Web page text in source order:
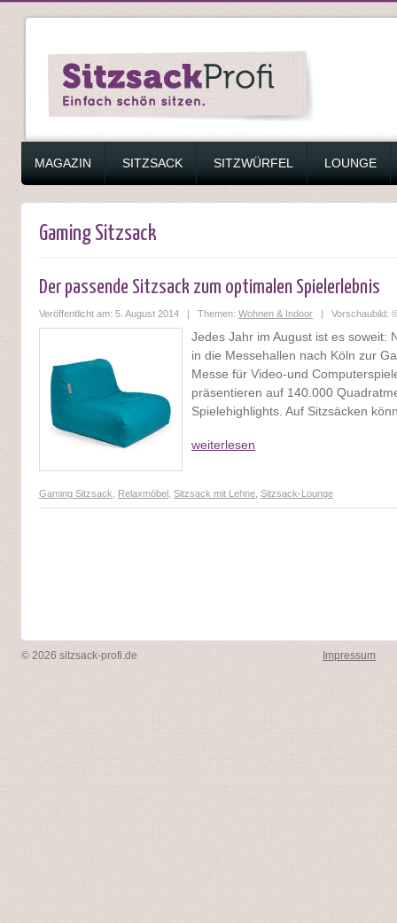
ZUM INHALT SPRINGEN
MAGAZIN SITZSACK SITZWÜRFEL LOUNGE
Gaming Sitzsack
Der passende Sitzsack zum optimalen Spielerlebnis
Veröffentlicht am: 5. August 2014 | Themen: Wohnen & Indoor | Vorschaubild:
Jedes Jahr im August ist es soweit:
in die Messehallen nach Köln zur
Messe für Video-und
präsentieren auf 140.000
Spielehighlights. Auf Sitzsäcken
weiterlesen
Gaming Sitzsack Relaxmöbel Sitzsack mit Lehne Sitzsack-Lounge
Impressum
© 2026 sitzsack-profi.de